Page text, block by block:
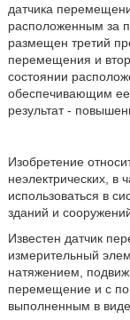
датчика
расположенным за
размещен третий
перемещения и
состоянии
обеспечивающим ее
результат -
Изобретение
неэлектрических, в
использоваться в
зданий и
Известен датчик
измерительный
натяжением,
перемещение и с
выполненным в